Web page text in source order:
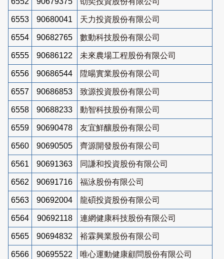
6553 90680041 天力投資股份有限公司
6554 90682765 數動科技股份有限公司
6555 90686122 未來農場工程股份有限公司
6556 90686544 陞暘實業股份有限公司
6557 90686853 致源投資股份有限公司
6558 90688233 動智科技股份有限公司
6559 90690478 友宜鮮釀股份有限公司
6560 90690505 齊源開發股份有限公司
6561 90691363 同謙和投資股份有限公司
6562 90691716 福泳股份有限公司
6563 90692004 龍碩投資股份有限公司
6564 90692118 連網健康科技股份有限公司
6565 90694832 裕霖興業股份有限公司
6566 90695522 唯心運動健康顧問股份有限公司